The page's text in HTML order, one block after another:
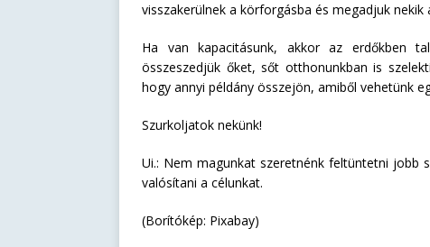
visszakerülnek a körforgásba és megadjuk nekik
Ha van kapacitásunk, akkor az erdőkben
összeszedjük őket, sőt otthonunkban is
hogy annyi példány összejön, amiből vehetünk
Szurkoljatok nekünk!
Ui.: Nem magunkat szeretnénk feltüntetni jobb
valósítani a célunkat.
(Borítókép: Pixabay)